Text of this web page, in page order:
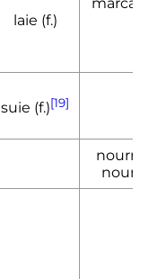
laie (f.)
suie (f.)[19]
nourrain,
nourrin